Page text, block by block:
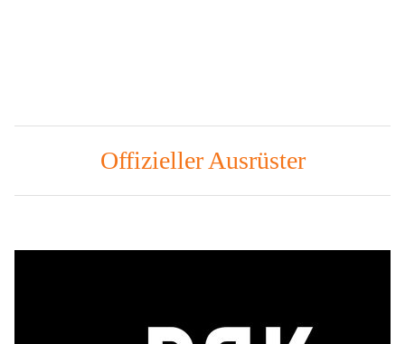
Offizieller Ausrüster